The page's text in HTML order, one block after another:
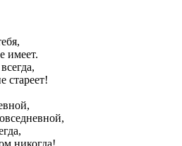
имеет.
стареет!
никогда!